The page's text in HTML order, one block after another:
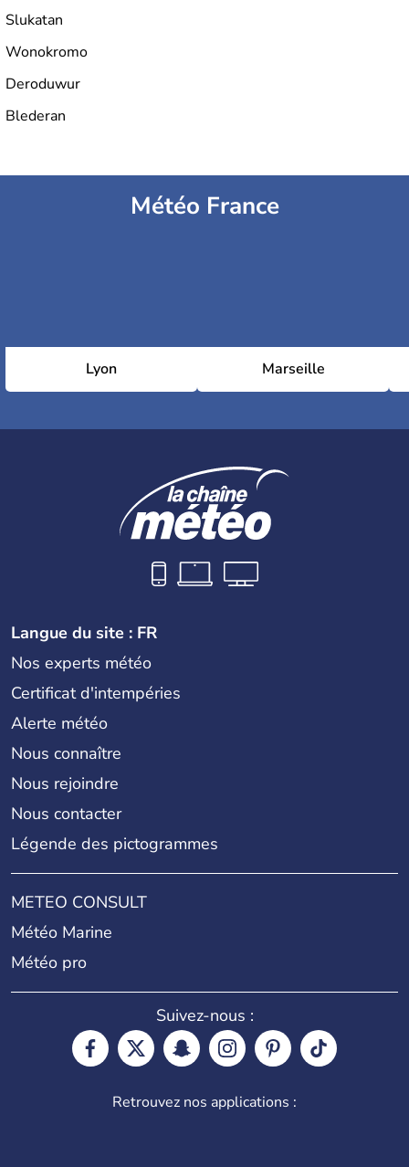
Slukatan
Wonokromo
Deroduwur
Blederan
Météo France
Lyon Marseille
Langue du site : FR
Nos experts météo
Certificat d'intempéries
Alerte météo
Nous connaître
Nous rejoindre
Nous contacter
Légende des pictogrammes
METEO CONSULT
Météo Marine
Météo pro
Suivez-nous :
Retrouvez nos applications :